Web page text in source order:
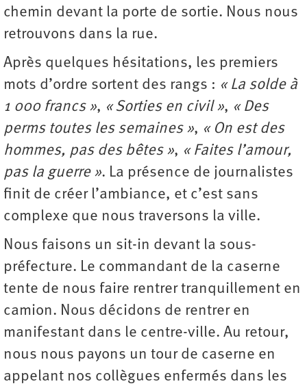
chemin devant la porte de sortie. Nous nous
retrouvons dans la rue.
Après quelques hésitations, les premiers
mots d’ordre sortent des rangs : « La solde à
1 000 francs », « Sorties en civil », « Des
perms toutes les semaines », « On est des
hommes, pas des bêtes », « Faites l’amour,
pas la guerre ». La présence de journalistes
finit de créer l’ambiance, et c’est sans
complexe que nous traversons la ville.
Nous faisons un sit-in devant la sous-
préfecture. Le commandant de la caserne
tente de nous faire rentrer tranquillement en
camion. Nous décidons de rentrer en
manifestant dans le centre-ville. Au retour,
nous nous payons un tour de caserne en
appelant nos collègues enfermés dans les